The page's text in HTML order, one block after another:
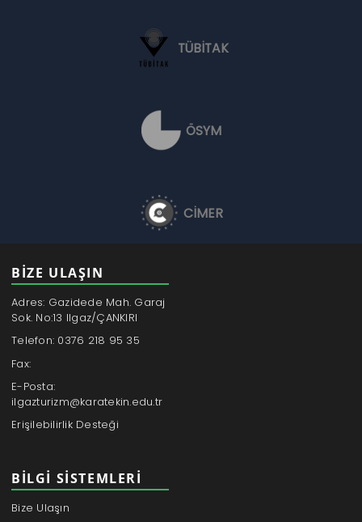
TÜBİTAK
ÖSYM
CİMER
BİZE ULAŞIN
Adres: Gazidede Mah. Garaj
Sok. No:13 Ilgaz/ÇANKIRI
Telefon: 0376 218 95 35
Fax:
E-Posta:
ilgazturizm@karatekin.edu.tr
Erişilebilirlik Desteği
BILGI SISTEMLERI
Bize Ulaşın